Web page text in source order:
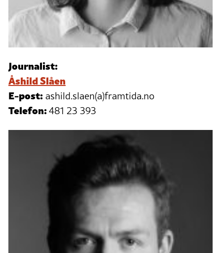
Journalist:
Åshild Slåen
E-post:ashild.slaen(a)framtida.no
Telefon:481 23 393